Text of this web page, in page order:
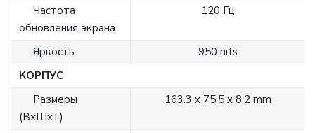
Частота
обновления экрана
120 Гц
Яркость
950 nits
КОРПУС
Размеры
(ВхШхТ)
163.3 x 75.5 x 8.2 mm